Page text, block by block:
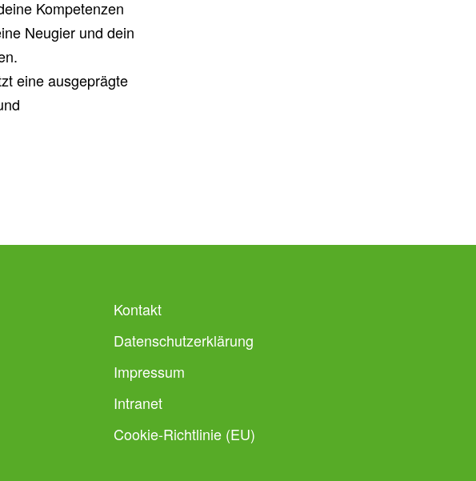
Kompetenzen
Neugier und dein
eine ausgeprägte
Kontakt
Datenschutzerklärung
Impressum
Intranet
Cookie-Richtlinie (EU)